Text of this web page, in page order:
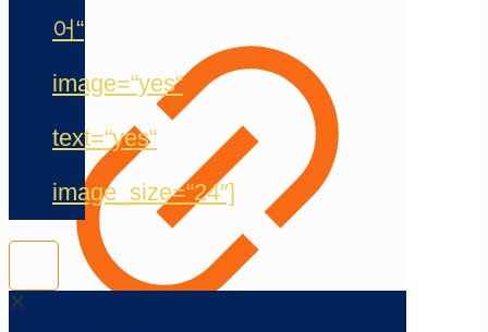
어“
image=“yes“
text=“yes“
image_size=“24″]
✕